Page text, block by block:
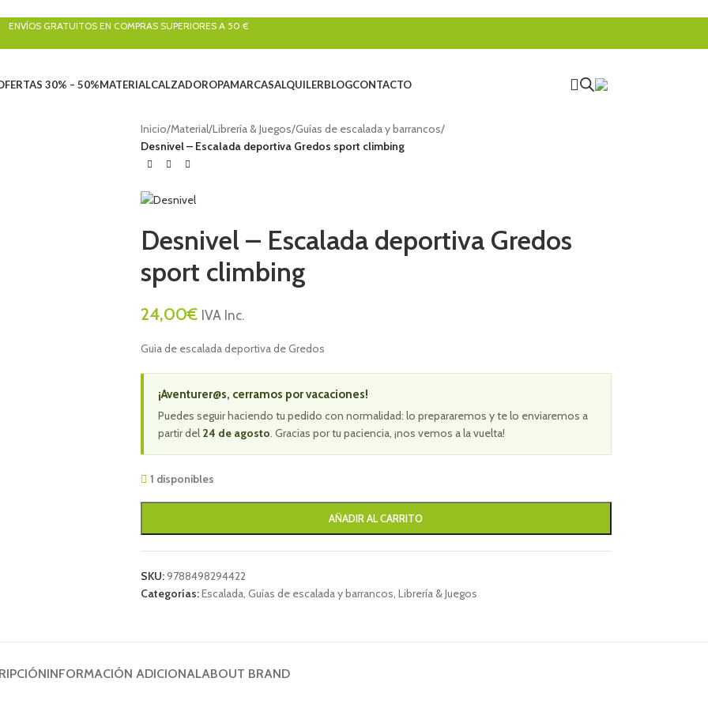
ENVÍOS GRATUITOS EN COMPRAS SUPERIORES A 50 €
30% – 50%MATERIALCALZADOROPAMARCASALQUILERBLOGCONTACTO
Inicio/Material/Librería & Juegos/Guías de escalada y barrancos/
Desnivel – Escalada deportiva Gredos sport climbing
Desnivel – Escalada deportiva Gredos
sport climbing
24,00€ IVA Inc.
Guia de escalada deportiva de Gredos
¡Aventurer@s, cerramos por vacaciones!
Puedes seguir haciendo tu pedido con normalidad: lo prepararemos y te lo enviaremos a
partir del 24 de agosto . Gracias por tu paciencia, ¡nos vemos a la vuelta!
1 disponibles
AÑADIR AL CARRITO
SKU:9788498294422
Categorías:Escalada, Guías de escalada y barrancos Librería & Juegos
INFORMACIÓN ADICIONALABOUT BRAND